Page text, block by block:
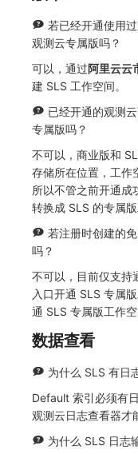
若已经开通使用
观测云专属版吗？
可以，通过阿里云云
建 SLS 工作空间。
已经开通的观测
专属版吗？
不可以，商业版和
存储所在位置，工作
所以不管之前开通成
转换成 SLS 的专属版
若注册时创建的
吗？
不可以，目前仅支持
入口开通 SLS 专属
通 SLS 专属版工作空
数据查看
为什么 SLS 有日
Default 索引必须有
观测云日志查看器才
为什么 SLS 日志